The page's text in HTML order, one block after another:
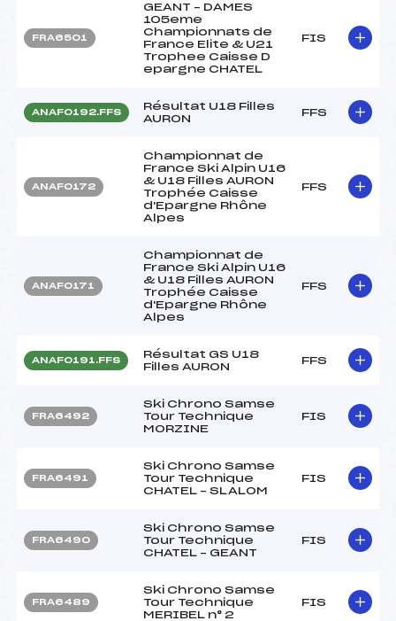
FRA6501
GEANT – DAMES
105eme
Championnats de
France Elite & U21
Trophee Caisse D
epargne CHATEL
FIS
ANAF0192.FFS
Résultat U18 Filles
AURON
FFS
ANAF0172
Championnat de
France Ski Alpin U16
& U18 Filles AURON
Trophée Caisse
d'Epargne Rhône
Alpes
FFS
ANAF0171
Championnat de
France Ski Alpin U16
& U18 Filles AURON
Trophée Caisse
d'Epargne Rhône
Alpes
FFS
ANAF0191.FFS
Résultat GS U18
Filles AURON
FFS
FRA6492
Ski Chrono Samse
Tour Technique
MORZINE
FIS
FRA6491
Ski Chrono Samse
Tour Technique
CHATEL – SLALOM
FIS
FRA6490
Ski Chrono Samse
Tour Technique
CHATEL – GEANT
FIS
FRA6489
Ski Chrono Samse
Tour Technique
MERIBEL n° 2
FIS